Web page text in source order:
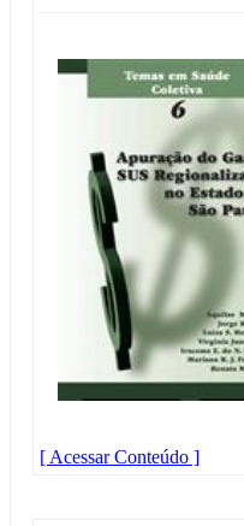
[ Acessar Conteúdo ]